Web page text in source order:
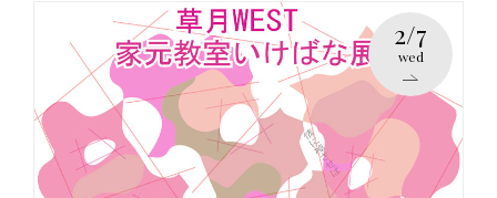
2/7
wed